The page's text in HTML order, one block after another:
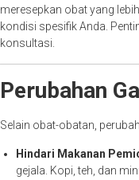
meresepkan obat yang
kondisi spesifik Anda.
konsultasi.
Perubahan
Selain obat-obatan,
Hindari Makanan
gejala. Kopi, teh, dan